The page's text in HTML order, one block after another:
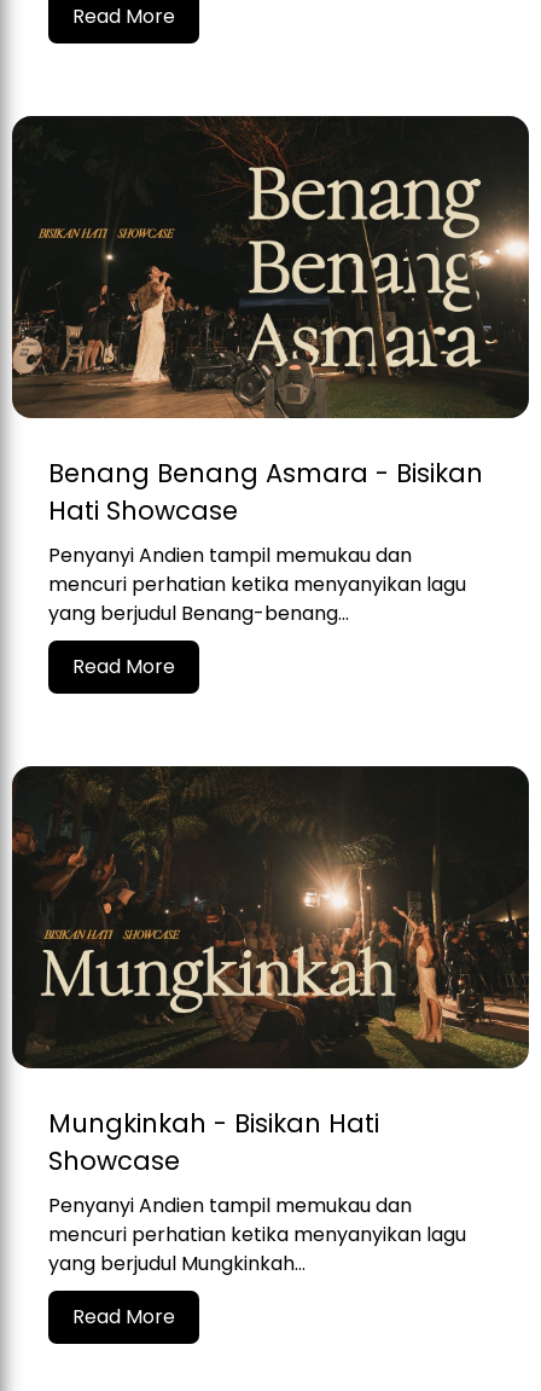
Read More
Benang Benang Asmara - Bisikan
Hati Showcase
Penyanyi Andien tampil memukau dan
mencuri perhatian ketika menyanyikan lagu
yang berjudul Benang-benang...
Read More
Mungkinkah - Bisikan Hati
Showcase
Penyanyi Andien tampil memukau dan
mencuri perhatian ketika menyanyikan lagu
yang berjudul Mungkinkah...
Read More